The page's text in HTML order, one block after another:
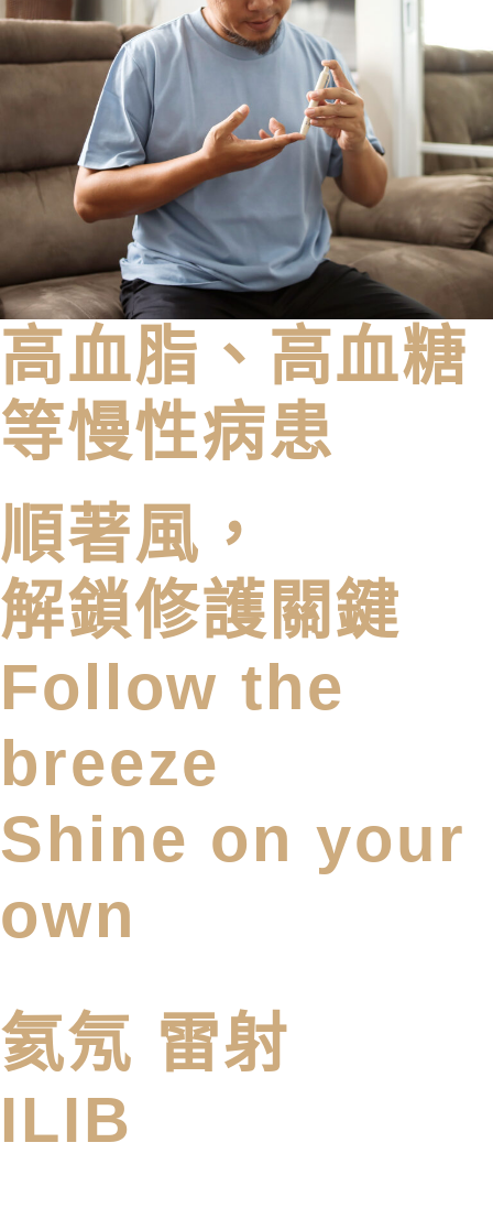
高血脂、高血糖
等慢性病患
順著風，
解鎖修護關鍵
Follow the
breeze
Shine on your
own
氦氖 雷射
ILIB